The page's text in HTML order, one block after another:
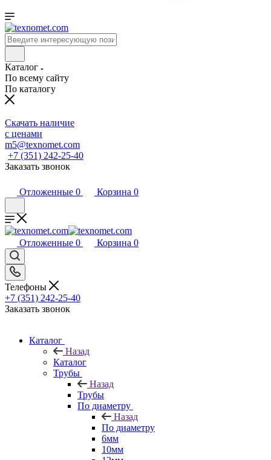
Каталог
По всему сайту
По каталогу
Скачать наличие
с ценами
m5@texnomet.com
+7 (351) 242-25-40
Заказать звонок
Отложенные 0 Корзина 0
Отложенные 0 Корзина 0
Телефоны
+7 (351) 242-25-40
Заказать звонок
Каталог
Назад
Каталог
Трубы
Назад
Трубы
По диаметру
Назад
По диаметру
6мм
10мм